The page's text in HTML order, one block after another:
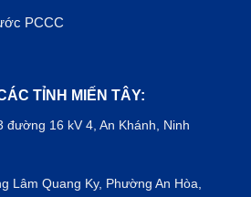
PCCC
TỈNH MIẾN TÂY:
đường 16 kV 4, An Khánh, Ninh
Lâm Quang Ky, Phường An Hòa,